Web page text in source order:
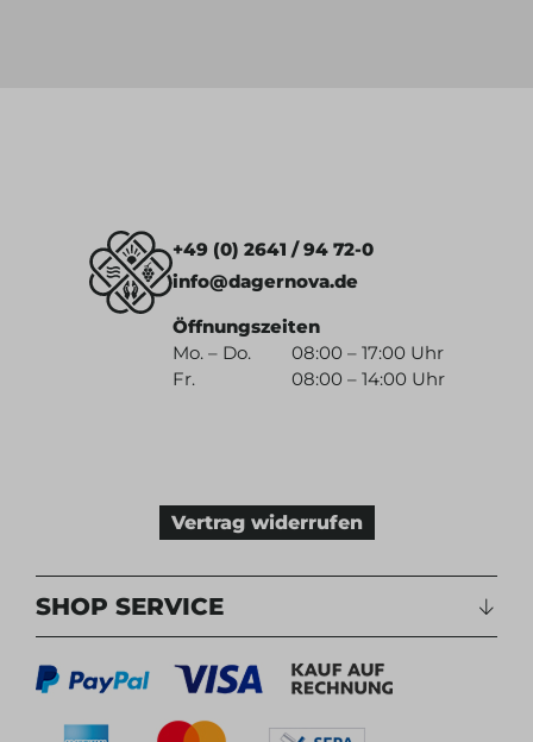
+49 (0) 2641 / 94 72-0
info@dagernova.de
Öffnungszeiten
Mo. – Do.
08:00 – 17:00 Uhr
Fr.
08:00 – 14:00 Uhr
Vertrag widerrufen
SHOP SERVICE